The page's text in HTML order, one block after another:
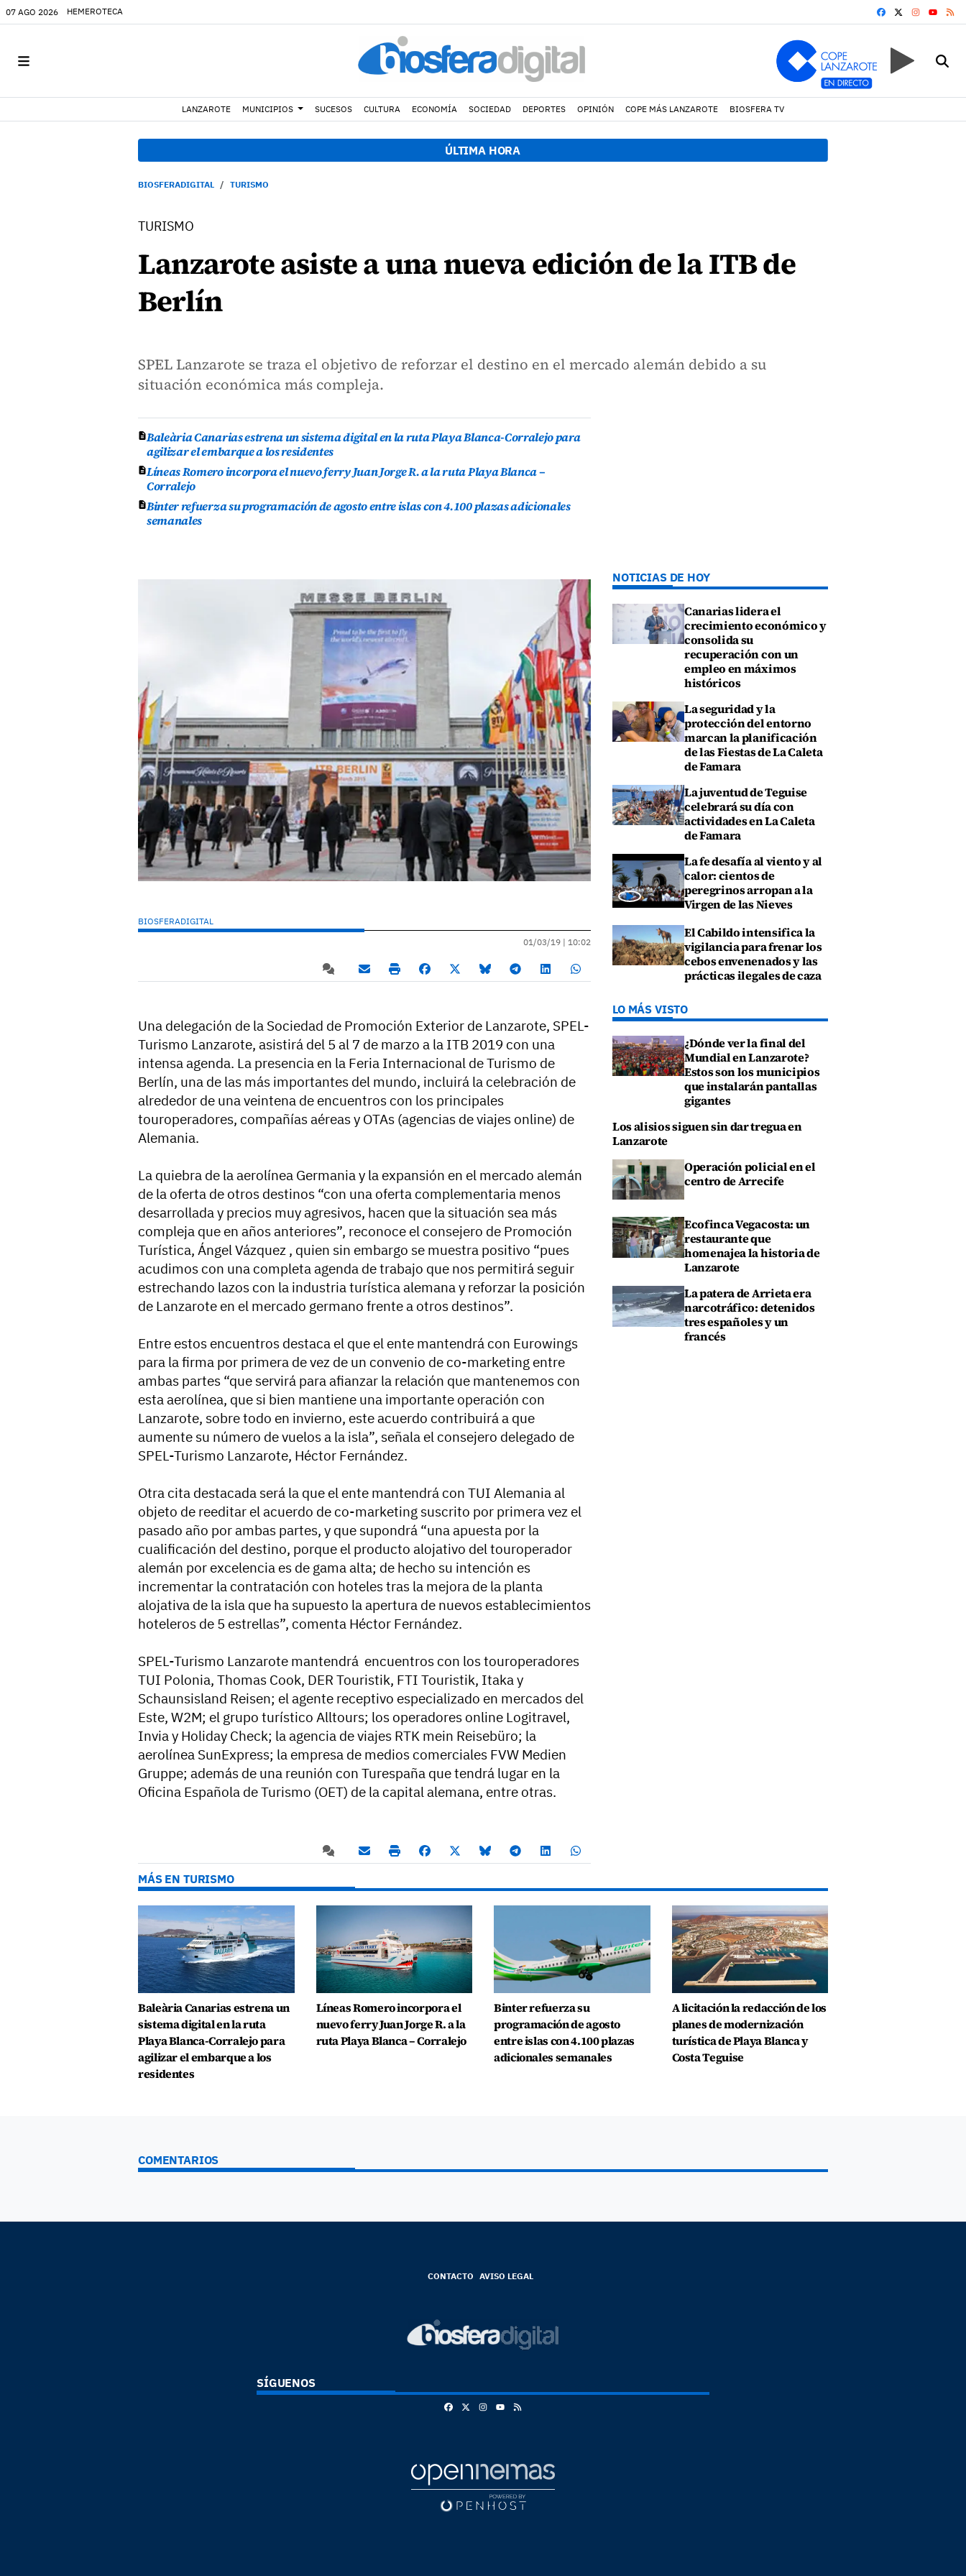
07 AGO 2026 HEMEROTECA FACEBOOK
YOUTUBE
LANZAROTE MUNICIPIOS SUCESOS CULTURA ECONOMÍA SOCIEDAD DEPORTES OPINIÓN COPE MÁS LANZAROTE BIOSFERA TV
ÚLTIMA HORA
BIOSFERADIGITAL TURISMO
TURISMO
Lanzarote asiste a una nueva edición de la ITB de
Berlín
SPEL Lanzarote se traza el objetivo de reforzar el destino en el mercado alemán debido a su
situación económica más compleja.
Baleària Canarias estrena un sistema digital en la ruta Playa Blanca-Corralejo para
agilizar el embarque a los residentes
Líneas Romero incorpora el nuevo ferry Juan Jorge R. a la ruta Playa Blanca –
Corralejo
Binter refuerza su programación de agosto entre islas con 4.100 plazas adicionales
semanales
BIOSFERADIGITAL
01/03/19 | 10:02
Una delegación de la Sociedad de Promoción Exterior de Lanzarote, SPEL-
Turismo Lanzarote, asistirá del 5 al 7 de marzo a la ITB 2019 con una
intensa agenda. La presencia en la Feria Internacional de Turismo de
Berlín, una de las más importantes del mundo, incluirá la celebración de
alrededor de una veintena de encuentros con los principales
touroperadores, compañías aéreas y OTAs (agencias de viajes online) de
Alemania.
La quiebra de la aerolínea Germania y la expansión en el mercado alemán
de la oferta de otros destinos “con una oferta complementaria menos
desarrollada y precios muy agresivos, hacen que la situación sea más
compleja que en años anteriores”, reconoce el consejero de Promoción
Turística, Ángel Vázquez , quien sin embargo se muestra positivo “pues
acudimos con una completa agenda de trabajo que nos permitirá seguir
estrechando lazos con la industria turística alemana y reforzar la posición
de Lanzarote en el mercado germano frente a otros destinos”.
Entre estos encuentros destaca el que el ente mantendrá con Eurowings
para la firma por primera de vez de un convenio de co-marketing entre
ambas partes “que servirá para afianzar la relación que mantenemos con
esta aerolínea, que si bien mantiene una importante operación con
Lanzarote, sobre todo en invierno, este acuerdo contribuirá a que
aumente su número de vuelos a la isla”, señala el consejero delegado de
SPEL-Turismo Lanzarote, Héctor Fernández.
Otra cita destacada será la que el ente mantendrá con TUI Alemania al
objeto de reeditar el acuerdo de co-marketing suscrito por primera vez el
pasado año por ambas partes, y que supondrá “una apuesta por la
cualificación del destino, porque el producto alojativo del touroperador
alemán por excelencia es de gama alta; de hecho su intención es
incrementar la contratación con hoteles tras la mejora de la planta
alojativa de la isla que ha supuesto la apertura de nuevos establecimientos
hoteleros de 5 estrellas”, comenta Héctor Fernández.
SPEL-Turismo Lanzarote mantendrá encuentros con los touroperadores
TUI Polonia, Thomas Cook, DER Touristik, FTI Touristik, Itaka y
Schaunsisland Reisen; el agente receptivo especializado en mercados del
Este, W2M; el grupo turístico Alltours; los operadores online Logitravel,
Invia y Holiday Check; la agencia de viajes RTK mein Reisebüro; la
aerolínea SunExpress; la empresa de medios comerciales FVW Medien
Gruppe; además de una reunión con Turespaña que tendrá lugar en la
Oficina Española de Turismo (OET) de la capital alemana, entre otras.
NOTICIAS DE HOY
Canarias lidera el
crecimiento económico y
consolida su
recuperación con un
empleo en máximos
históricos
La seguridad y la
protección del entorno
marcan la planificación
de las Fiestas de La Caleta
de Famara
La juventud de Teguise
celebrará su día con
actividades en La Caleta
de Famara
La fe desafía al viento y al
calor: cientos de
peregrinos arropan a la
Virgen de las Nieves
El Cabildo intensifica la
vigilancia para frenar los
cebos envenenados y las
prácticas ilegales de caza
LO MÁS VISTO
¿Dónde ver la final del
Mundial en Lanzarote?
Estos son los municipios
que instalarán pantallas
gigantes
Los alisios siguen sin dar tregua en
Lanzarote
Operación policial en el
centro de Arrecife
Ecofinca Vegacosta: un
restaurante que
homenajea la historia de
Lanzarote
La patera de Arrieta era
narcotráfico: detenidos
tres españoles y un
francés
MÁS EN TURISMO
Baleària Canarias estrena un
sistema digital en la ruta
Playa Blanca-Corralejo para
agilizar el embarque a los
residentes
Líneas Romero incorpora el
nuevo ferry Juan Jorge R. a la
ruta Playa Blanca – Corralejo
Binter refuerza su
programación de agosto
entre islas con 4.100 plazas
adicionales semanales
A licitación la redacción de los
planes de modernización
turística de Playa Blanca y
Costa Teguise
COMENTARIOS
CONTACTO AVISO LEGAL
SÍGUENOS
FacebookInstagram